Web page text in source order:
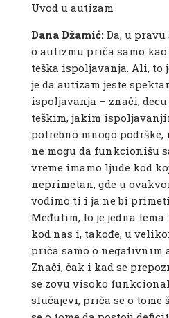
Uvod u autizam
Dana Džamić:Da, u pravu
o autizmu priča samo kao
teška ispoljavanja. Ali, to
je da autizam jeste
ispoljavanja – znači,
teškim, jakim
potrebno mnogo podrške,
ne mogu da funkcionišu
vreme imamo ljude kod
neprimetan, gde u
vodimo ti i ja ne bi
Međutim, to je jedna
kod nas i, takođe, u
priča samo o negativnim
Znači, čak i kad se
se zovu visoko
slučajevi, priča se o tome